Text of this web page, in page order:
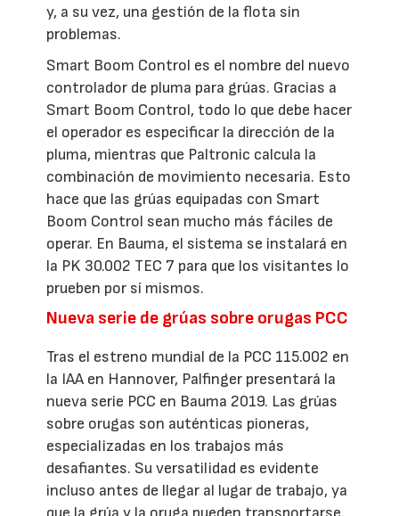
y, a su vez, una gestión de la flota sin
problemas.
Smart Boom Control es el nombre del nuevo
controlador de pluma para grúas. Gracias a
Smart Boom Control, todo lo que debe hacer
el operador es especificar la dirección de la
pluma, mientras que Paltronic calcula la
combinación de movimiento necesaria. Esto
hace que las grúas equipadas con Smart
Boom Control sean mucho más fáciles de
operar. En Bauma, el sistema se instalará en
la PK 30.002 TEC 7 para que los visitantes lo
prueben por sí mismos.
Nueva serie de grúas sobre orugas PCC
Tras el estreno mundial de la PCC 115.002 en
la IAA en Hannover, Palfinger presentará la
nueva serie PCC en Bauma 2019. Las grúas
sobre orugas son auténticas pioneras,
especializadas en los trabajos más
desafiantes. Su versatilidad es evidente
incluso antes de llegar al lugar de trabajo, ya